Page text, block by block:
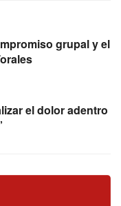
grupal y el
el dolor adentro